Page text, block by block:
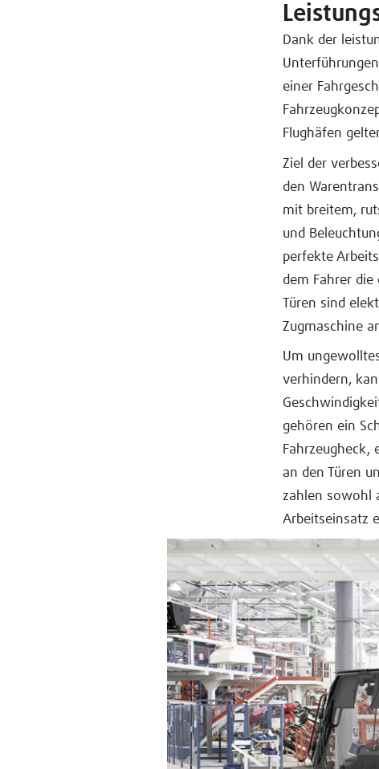
Dank der
einer
Flughäfen
Ziel der
den
mit breitem,
und
perfekte
dem Fahrer
Türen sind
Zugmaschine
Um
verhindern,
gehören ein
Fahrzeugheck,
an den Türen
zahlen sowohl
Arbeitseinsatz